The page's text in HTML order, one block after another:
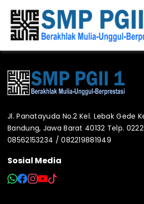
Jl. Panatayuda No.2 Kel. Lebak Gede
Bandung, Jawa Barat 40132 Telp.
08562153234 / 082219881949
Sosial Media